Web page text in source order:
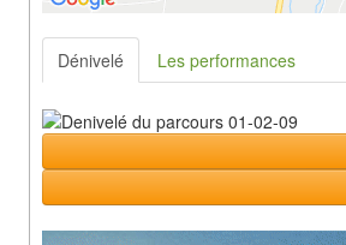
Dénivelé Les performances